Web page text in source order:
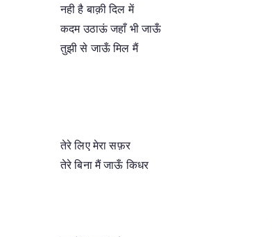
नही है बाक़ी दिल में
कदम उठाऊं जहाँ भी जाऊँ
तुझी से जाऊँ मिल मैं
तेरे लिए मेरा सफ़र
तेरे बिना मैं जाऊँ किधर